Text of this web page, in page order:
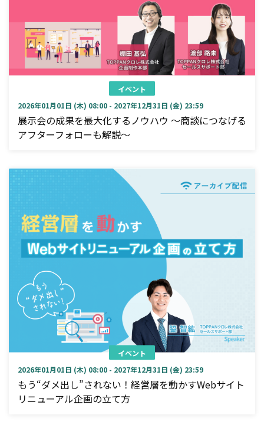
イベント
2026年01月01日 (木) 08:00 - 2027年12月31日 (金) 23:59
展示会の成果を最大化するノウハウ ～商談につなげる
アフターフォローも解説～
イベント
2026年01月01日 (木) 08:00 - 2027年12月31日 (金) 23:59
もう“ダメ出し”されない！経営層を動かすWebサイト
リニューアル企画の立て方